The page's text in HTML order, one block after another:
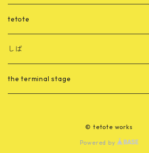
tetote
CD
merch
しば
音源
the terminal stage
© tetote works
Powered by